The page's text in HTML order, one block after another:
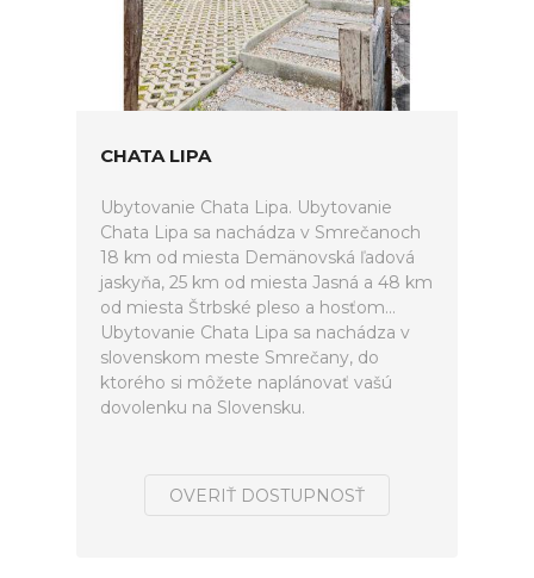
CHATA LIPA
Ubytovanie Chata Lipa. Ubytovanie
Chata Lipa sa nachádza v Smrečanoch
18 km od miesta Demänovská ľadová
jaskyňa, 25 km od miesta Jasná a 48 km
od miesta Štrbské pleso a hosťom...
Ubytovanie Chata Lipa sa nachádza v
slovenskom meste Smrečany, do
ktorého si môžete naplánovať vašú
dovolenku na Slovensku.
OVERIŤ DOSTUPNOSŤ